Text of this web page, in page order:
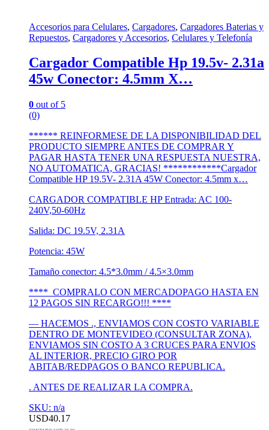
Accesorios para Celulares, Cargadores, Cargadores Baterias y
Repuestos, Cargadores y Accesorios, Celulares y Telefonía
Cargador Compatible Hp 19.5v- 2.31a
45w Conector: 4.5mm X…
0 out of 5
(0)
****** REINFORMESE DE LA DISPONIBILIDAD DEL
PRODUCTO SIEMPRE ANTES DE COMPRAR Y
PAGAR HASTA TENER UNA RESPUESTA NUESTRA,
NO AUTOMATICA, GRACIAS! ************Cargador
Compatible HP 19.5V- 2.31A 45W Conector: 4.5mm x…
CARGADOR COMPATIBLE HP Entrada: AC 100-
240V,50-60Hz
Salida: DC 19.5V, 2.31A
Potencia: 45W
Tamaño conector: 4.5*3.0mm / 4.5×3.0mm
**** COMPRALO CON MERCADOPAGO HASTA EN
12 PAGOS SIN RECARGO!!! ****
— HACEMOS ., ENVIAMOS CON COSTO VARIABLE
DENTRO DE MONTEVIDEO (CONSULTAR ZONA),
ENVIAMOS SIN COSTO A 3 CRUCES PARA ENVIOS
AL INTERIOR, PRECIO GIRO POR
ABITAB/REDPAGOS O BANCO REPUBLICA.
. ANTES DE REALIZAR LA COMPRA.
SKU: n/a
USD40.17